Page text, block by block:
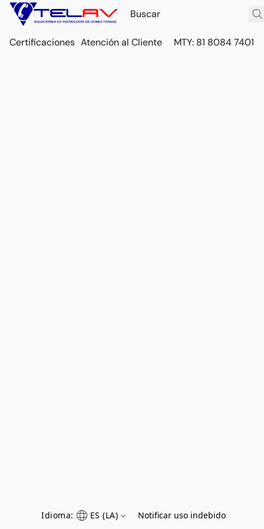
Certificaciones Atención al Cliente MTY: 81 8084 7401
Idioma: ES (LA) Notificar uso indebido